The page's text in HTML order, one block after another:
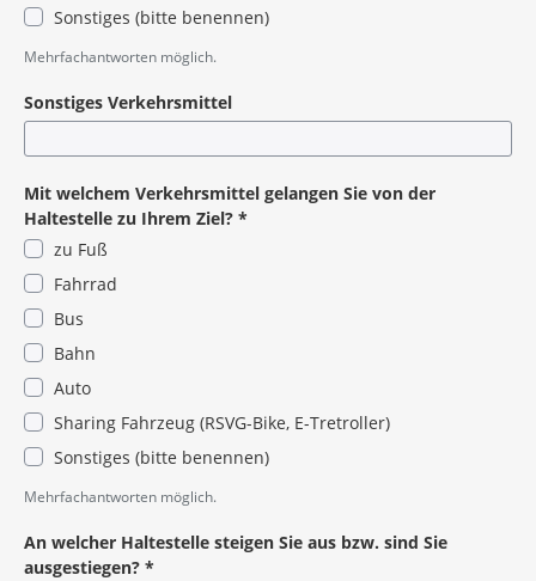
Sonstiges (bitte benennen)
Pflichtangabe
Mehrfachantworten möglich.
Sonstiges Verkehrsmittel
Mit welchem Verkehrsmittel gelangen Sie von der
Haltestelle zu Ihrem Ziel? *
zu Fuß
Fahrrad
Bus
Bahn
Auto
Sharing Fahrzeug (RSVG-Bike, E-Tretroller)
Sonstiges (bitte benennen)
Pflichtangabe
Mehrfachantworten möglich.
An welcher Haltestelle steigen Sie aus bzw. sind Sie
ausgestiegen? *